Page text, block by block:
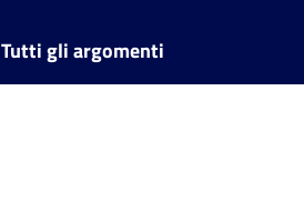
Tutti gli argomenti